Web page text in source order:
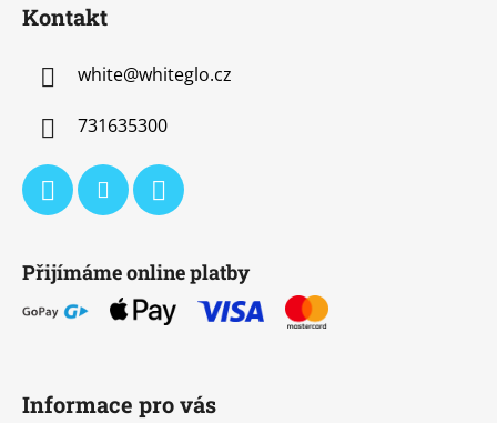
Kontakt
white@whiteglo.cz
731635300
Přijímáme online platby
Informace pro vás